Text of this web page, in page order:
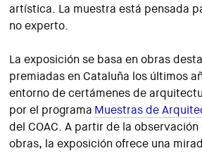
artística. La muestra está pensada
no experto.
La exposición se basa en obras
premiadas en Cataluña los últimos
entorno de certámenes de
por el programa Muestras de
del COAC. A partir de la
obras, la exposición ofrece una